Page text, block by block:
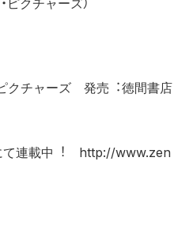
クチャーズ　発売︓徳間書店
て連載中︕　http://www.zen